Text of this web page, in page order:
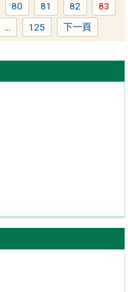
Page
80 Page
81 Page
82 Page
83
... Page
125 下一頁